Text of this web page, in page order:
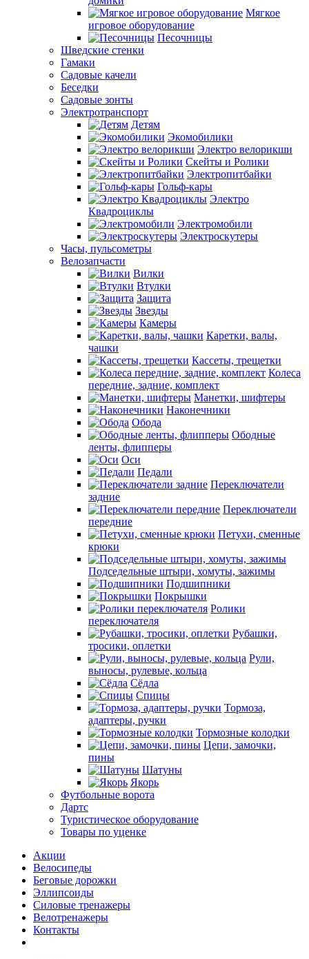
Мягкое
игровое оборудование
Песочницы
Шведские стенки
Гамаки
Садовые качели
Беседки
Садовые зонты
Электротранспорт
Детям
Экомобилики
Электро велорикши
Скейты и Ролики
Электропитбайки
Гольф-кары
Электро
Квадроциклы
Электромобили
Электроскутеры
Часы, пульсометры
Велозапчасти
Вилки
Втулки
Защита
Звезды
Камеры
Каретки, валы,
чашки
Кассеты, трещетки
Колеса
передние, задние, комплект
Манетки, шифтеры
Наконечники
Обода
Ободные
ленты, флипперы
Оси
Педали
Переключатели
задние
Переключатели
передние
Петухи, сменные
крюки
Подседельные штыри, хомуты, зажимы
Подшипники
Покрышки
Ролики
переключателя
Рубашки,
тросики, оплетки
Рули,
выносы, рулевые, кольца
Сёдла
Спицы
Тормоза,
адаптеры, ручки
Тормозные колодки
Цепи, замочки,
пины
Шатуны
Якорь
Футбольные ворота
Дартс
Туристическое оборудование
Товары по уценке
Акции
Велосипеды
Беговые дорожки
Эллипсоиды
Силовые тренажеры
Велотренажеры
Контакты